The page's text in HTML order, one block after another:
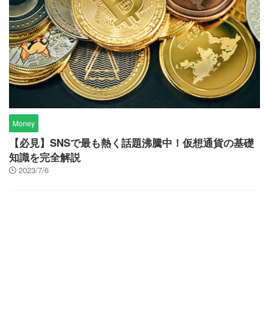
Money
【必見】SNSで最も熱く話題沸騰中！仮想通貨の基礎
知識を完全解説
2023/7/6